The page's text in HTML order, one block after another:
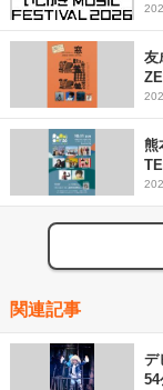
友
決
熊
支
関連記事
デ
54